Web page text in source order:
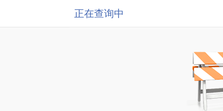
正在查询中